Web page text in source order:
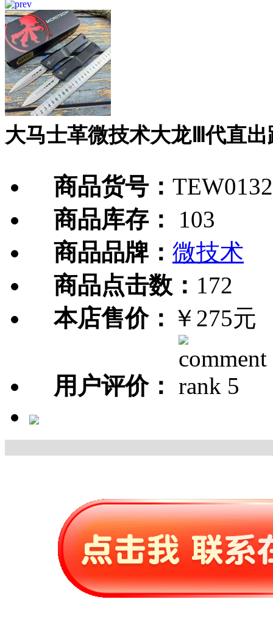
大马士革微技术大龙Ⅲ代直出
商品货号：
商品库存：
103
商品品牌： 微技术
商品点击数： 172
本店售价： ￥275元
用户评价：